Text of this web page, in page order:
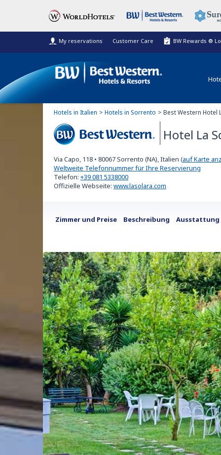
My reservations Customer Care BW Rewards ®
Hotels in Italien Hotels in Sorrento Best Western Hotel
Best Western
Hotel La
Via Capo, 118 • 80067Sorrento (NA), Italien (auf Karte
Weltweite Telefonnummer für Ihre Reservierung
Telefon: +39 081 5338000
Offizielle Webseite: www.lasolara.com
Zimmer und Preise Beschreibung Ausstattung